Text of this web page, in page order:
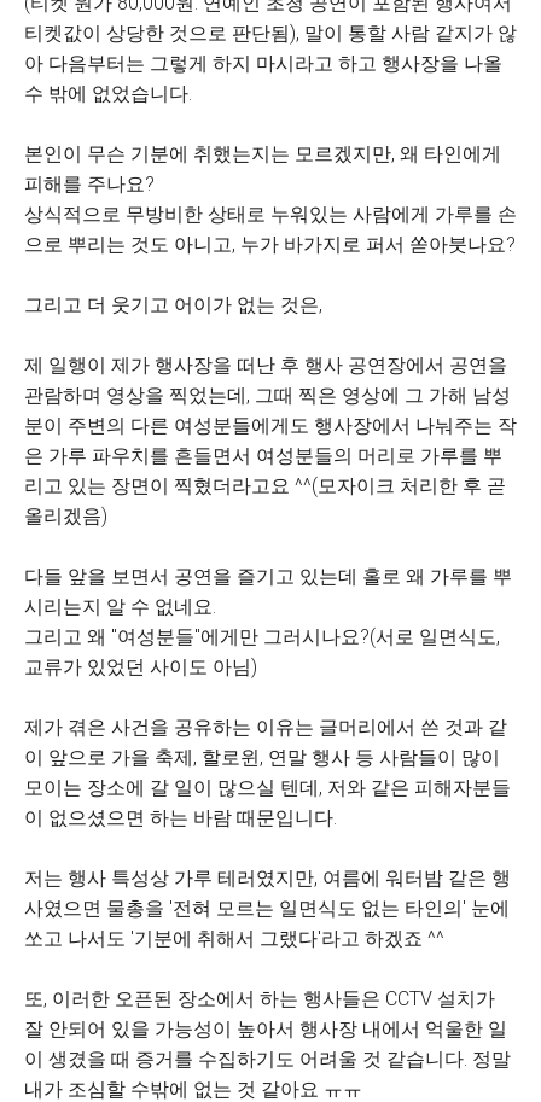
티켓값이 상당한 것으로 판단됨), 말이 통할 사람 같지가 않
아 다음부터는 그렇게 하지 마시라고 하고 행사장을 나올
수 밖에 없었습니다.
본인이 무슨 기분에 취했는지는 모르겠지만, 왜 타인에게
피해를 주나요?
상식적으로 무방비한 상태로 누워있는 사람에게 가루를 손
으로 뿌리는 것도 아니고, 누가 바가지로 퍼서 쏟아붓나요?
그리고 더 웃기고 어이가 없는 것은,
제 일행이 제가 행사장을 떠난 후 행사 공연장에서 공연을
관람하며 영상을 찍었는데, 그때 찍은 영상에 그 가해 남성
분이 주변의 다른 여성분들에게도 행사장에서 나눠주는 작
은 가루 파우치를 흔들면서 여성분들의 머리로 가루를 뿌
리고 있는 장면이 찍혔더라고요 ^^(모자이크 처리한 후 곧
올리겠음)
다들 앞을 보면서 공연을 즐기고 있는데 홀로 왜 가루를 뿌
시리는지 알 수 없네요.
그리고 왜 "여성분들"에게만 그러시나요?(서로 일면식도,
교류가 있었던 사이도 아님)
제가 겪은 사건을 공유하는 이유는 글머리에서 쓴 것과 같
이 앞으로 가을 축제, 할로윈, 연말 행사 등 사람들이 많이
모이는 장소에 갈 일이 많으실 텐데, 저와 같은 피해자분들
이 없으셨으면 하는 바람 때문입니다.
저는 행사 특성상 가루 테러였지만, 여름에 워터밤 같은 행
사였으면 물총을 '전혀 모르는 일면식도 없는 타인의' 눈에
쏘고 나서도 '기분에 취해서 그랬다'라고 하겠죠 ^^
또, 이러한 오픈된 장소에서 하는 행사들은 CCTV 설치가
잘 안되어 있을 가능성이 높아서 행사장 내에서 억울한 일
이 생겼을 때 증거를 수집하기도 어려울 것 같습니다. 정말
내가 조심할 수밖에 없는 것 같아요 ㅠㅠ